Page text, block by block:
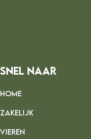
Snel Naar
HOME
ZAKELIJK
VIEREN